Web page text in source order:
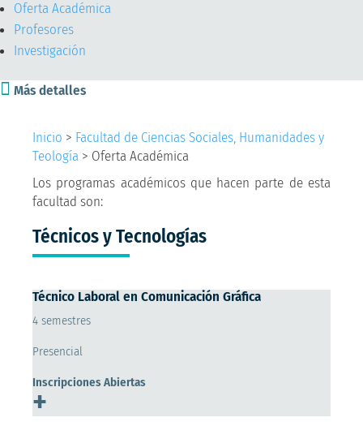
Oferta Académica
Profesores
Investigación
 Más detalles
Inicio > Facultad de Ciencias Sociales, Humanidades y
Teología > Oferta Académica
Los programas académicos que hacen parte de esta
facultad son:
Técnicos y Tecnologías
Técnico Laboral en Comunicación Gráfica
4 semestres
Presencial
Inscripciones Abiertas
+